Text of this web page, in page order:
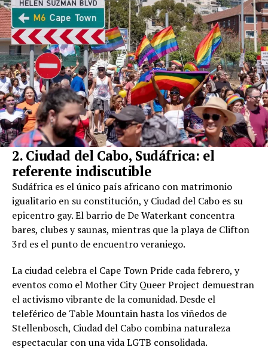
2. Ciudad del Cabo, Sudáfrica: el
referente indiscutible
Sudáfrica es el único país africano con matrimonio
igualitario en su constitución, y Ciudad del Cabo es su
epicentro gay. El barrio de De Waterkant concentra
bares, clubes y saunas, mientras que la playa de Clifton
3rd es el punto de encuentro veraniego.
La ciudad celebra el Cape Town Pride cada febrero, y
eventos como el Mother City Queer Project demuestran
el activismo vibrante de la comunidad. Desde el
teleférico de Table Mountain hasta los viñedos de
Stellenbosch, Ciudad del Cabo combina naturaleza
espectacular con una vida LGTB consolidada.